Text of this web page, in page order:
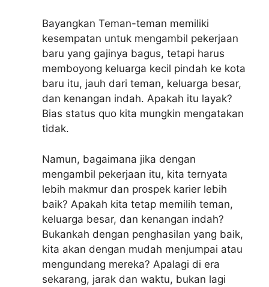
Bayangkan Teman-teman memiliki
kesempatan untuk mengambil pekerjaan
baru yang gajinya bagus, tetapi harus
memboyong keluarga kecil pindah ke kota
baru itu, jauh dari teman, keluarga besar,
dan kenangan indah. Apakah itu layak?
Bias status quo kita mungkin mengatakan
tidak.
Namun, bagaimana jika dengan
mengambil pekerjaan itu, kita ternyata
lebih makmur dan prospek karier lebih
baik? Apakah kita tetap memilih teman,
keluarga besar, dan kenangan indah?
Bukankah dengan penghasilan yang baik,
kita akan dengan mudah menjumpai atau
mengundang mereka? Apalagi di era
sekarang, jarak dan waktu, bukan lagi